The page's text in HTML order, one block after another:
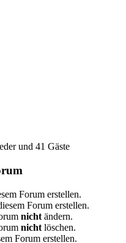
und 41 Gäste
Forum erstellen.
Forum erstellen.
nicht ändern.
nicht löschen.
Forum erstellen.